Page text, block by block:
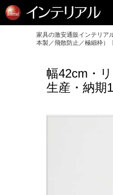
家具の激安通販インテリア
本製／飛散防止／極細枠）
幅42cm・
生産・納期